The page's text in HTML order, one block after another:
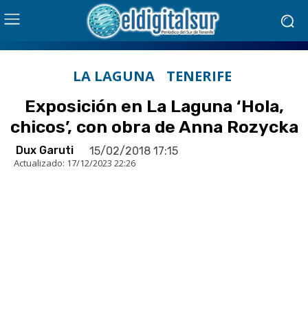
LA LAGUNA TENERIFE
Exposición en La Laguna ‘Hola,
chicos’, con obra de Anna Rozycka
Dux Garuti 15/02/2018 17:15
Actualizado: 17/12/2023 22:26